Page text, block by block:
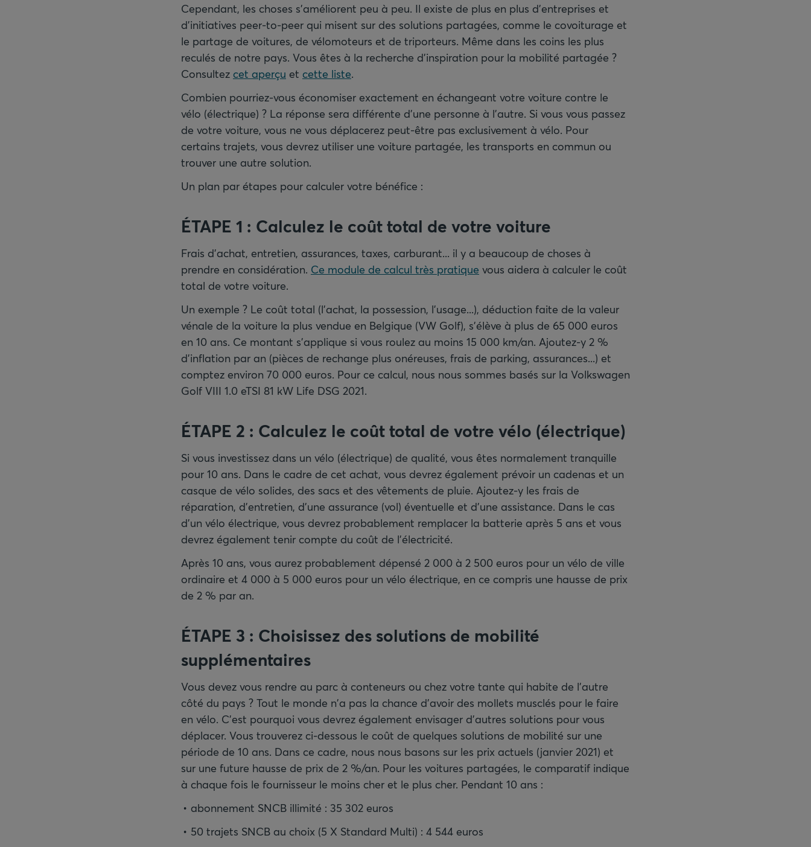
Cependant, les choses s'améliorent peu à peu. Il existe de plus en plus d'entreprises et
d'initiatives peer-to-peer qui misent sur des solutions partagées, comme le covoiturage et
le partage de voitures, de vélomoteurs et de triporteurs. Même dans les coins les plus
reculés de notre pays. Vous êtes à la recherche d'inspiration pour la mobilité partagée ?
Consultez cet aperçu et cette liste.
Combien pourriez-vous économiser exactement en échangeant votre voiture contre le
vélo (électrique) ? La réponse sera différente d'une personne à l'autre. Si vous vous passez
de votre voiture, vous ne vous déplacerez peut-être pas exclusivement à vélo. Pour
certains trajets, vous devrez utiliser une voiture partagée, les transports en commun ou
trouver une autre solution.
Un plan par étapes pour calculer votre bénéfice :
ÉTAPE 1 : Calculez le coût total de votre voiture
Frais d'achat, entretien, assurances, taxes, carburant... il y a beaucoup de choses à
prendre en considération. Ce module de calcul très pratique vous aidera à calculer le coût
total de votre voiture.
Un exemple ? Le coût total (l'achat, la possession, l'usage...), déduction faite de la valeur
vénale de la voiture la plus vendue en Belgique (VW Golf), s'élève à plus de 65 000 euros
en 10 ans. Ce montant s'applique si vous roulez au moins 15 000 km/an. Ajoutez-y 2 %
d'inflation par an (pièces de rechange plus onéreuses, frais de parking, assurances...) et
comptez environ 70 000 euros. Pour ce calcul, nous nous sommes basés sur la Volkswagen
Golf VIII 1.0 eTSI 81 kW Life DSG 2021.
ÉTAPE 2 : Calculez le coût total de votre vélo (électrique)
Si vous investissez dans un vélo (électrique) de qualité, vous êtes normalement tranquille
pour 10 ans. Dans le cadre de cet achat, vous devrez également prévoir un cadenas et un
casque de vélo solides, des sacs et des vêtements de pluie. Ajoutez-y les frais de
réparation, d'entretien, d'une assurance (vol) éventuelle et d'une assistance. Dans le cas
d'un vélo électrique, vous devrez probablement remplacer la batterie après 5 ans et vous
devrez également tenir compte du coût de l'électricité.
Après 10 ans, vous aurez probablement dépensé 2 000 à 2 500 euros pour un vélo de ville
ordinaire et 4 000 à 5 000 euros pour un vélo électrique, en ce compris une hausse de prix
de 2 % par an.
ÉTAPE 3 : Choisissez des solutions de mobilité
supplémentaires
Vous devez vous rendre au parc à conteneurs ou chez votre tante qui habite de l'autre
côté du pays ? Tout le monde n'a pas la chance d'avoir des mollets musclés pour le faire
en vélo. C'est pourquoi vous devrez également envisager d'autres solutions pour vous
déplacer. Vous trouverez ci-dessous le coût de quelques solutions de mobilité sur une
période de 10 ans. Dans ce cadre, nous nous basons sur les prix actuels (janvier 2021) et
sur une future hausse de prix de 2 %/an. Pour les voitures partagées, le comparatif indique
à chaque fois le fournisseur le moins cher et le plus cher. Pendant 10 ans :
abonnement SNCB illimité : 35 302 euros
50 trajets SNCB au choix (5 X Standard Multi) : 4 544 euros